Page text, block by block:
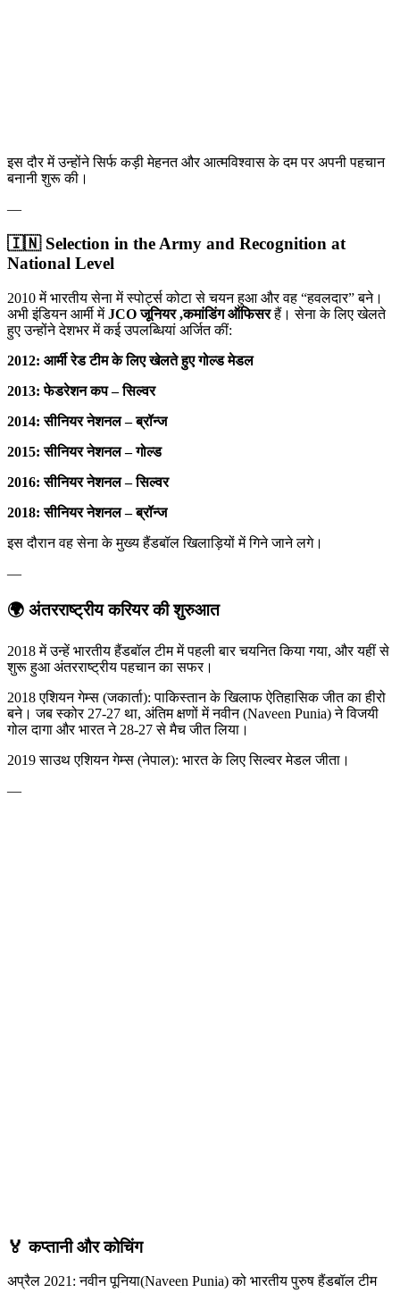
इस दौर में उन्होंने सिर्फ कड़ी मेहनत और आत्मविश्वास के दम पर अपनी पहचान
बनानी शुरू की।
—
🇮🇳 Selection in the Army and Recognition at
National Level
2010 में भारतीय सेना में स्पोर्ट्स कोटा से चयन हुआ और वह “हवलदार” बने।
अभी इंडियन आर्मी मेंJCO जूनियर ,कमांडिंग ऑफिसरहैं। सेना के लिए खेलते
हुए उन्होंने देशभर में कई उपलब्धियां अर्जित कीं:
2012: आर्मी रेड टीम के लिए खेलते हुए गोल्ड मेडल
2013: फेडरेशन कप – सिल्वर
2014: सीनियर नेशनल – ब्रॉन्ज
2015: सीनियर नेशनल – गोल्ड
2016: सीनियर नेशनल – सिल्वर
2018: सीनियर नेशनल – ब्रॉन्ज
इस दौरान वह सेना के मुख्य हैंडबॉल खिलाड़ियों में गिने जाने लगे।
—
🌍 अंतरराष्ट्रीय करियर की शुरुआत
2018 में उन्हें भारतीय हैंडबॉल टीम में पहली बार चयनित किया गया, और यहीं से
शुरू हुआ अंतरराष्ट्रीय पहचान का सफर।
2018 एशियन गेम्स (जकार्ता): पाकिस्तान के खिलाफ ऐतिहासिक जीत का हीरो
बने। जब स्कोर 27-27 था, अंतिम क्षणों में नवीन (Naveen Punia) ने विजयी
गोल दागा और भारत ने 28-27 से मैच जीत लिया।
2019 साउथ एशियन गेम्स (नेपाल): भारत के लिए सिल्वर मेडल जीता।
—
🏅 कप्तानी और कोचिंग
अप्रैल 2021: नवीन पूनिया(Naveen Punia) को भारतीय पुरुष हैंडबॉल टीम